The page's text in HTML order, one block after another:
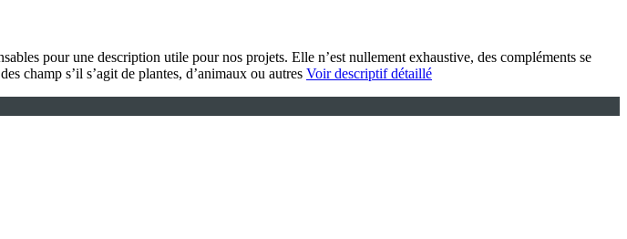
pour une description utile pour nos projets. Elle n’est nullement exhaustive, des compléments se
champ s’il s’agit de plantes, d’animaux ou autres Voir descriptif détaillé